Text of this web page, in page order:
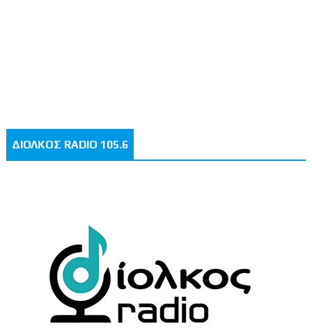
ΔΙΟΛΚΟΣ RADIO 105.6